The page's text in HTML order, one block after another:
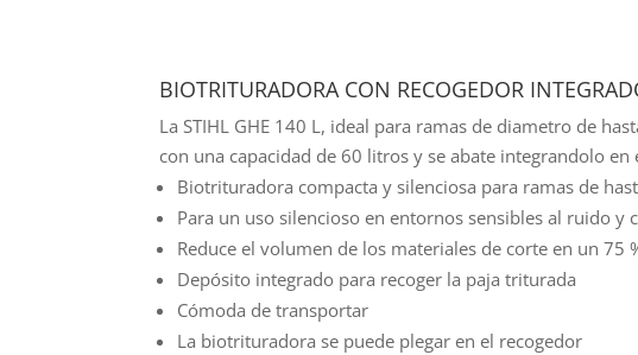
BIOTRITURADORA CON RECOGEDOR
La STIHL GHE 140 L, ideal para ramas de diametro de
con una capacidad de 60 litros y se abate integrandolo
Biotrituradora compacta y silenciosa para ramas de
Para un uso silencioso en entornos sensibles al ruido y
Reduce el volumen de los materiales de corte en un 75
Depósito integrado para recoger la paja triturada
Cómoda de transportar
La biotrituradora se puede plegar en el recogedor